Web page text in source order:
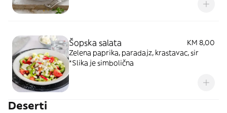
Šopska salata
KM 8,00
Zelena paprika, paradajz, krastavac, sir
*Slika je simbolična
Deserti